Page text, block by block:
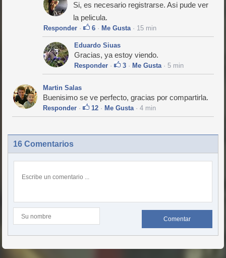
Si, es necesario registrarse. Asi pude ver
la pelicula.
Responder · 6 · Me Gusta· 15 min
Eduardo Siuas
Gracias, ya estoy viendo.
Responder · 3 · Me Gusta· 5 min
Martin Salas
Buenisimo se ve perfecto, gracias por compartirla.
Responder · 12 · Me Gusta· 4 min
16 Comentarios
Comentar